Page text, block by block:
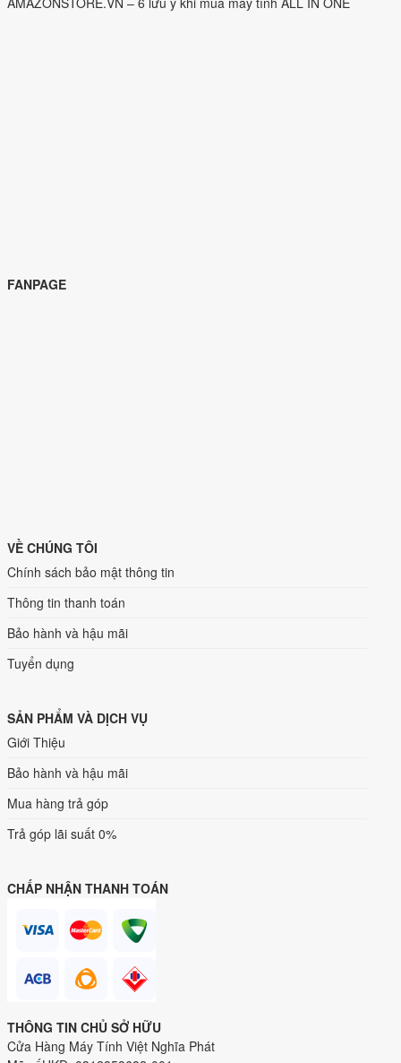
FANPAGE
VỀ CHÚNG TÔI
Chính sách bảo mật thông tin
Thông tin thanh toán
Bảo hành và hậu mãi
Tuyển dụng
SẢN PHẨM VÀ DỊCH VỤ
Giới Thiệu
Bảo hành và hậu mãi
Mua hàng trả góp
Trả góp lãi suất 0%
CHẤP NHẬN THANH TOÁN
THÔNG TIN CHỦ SỞ HỮU
Cửa Hàng Máy Tính Việt Nghĩa Phát